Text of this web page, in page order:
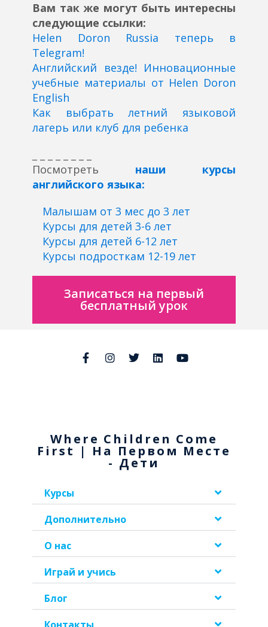
Вам так же могут быть интересны
следующие ссылки:
Helen Doron Russia теперь в
Telegram!
Английский везде! Инновационные
учебные материалы от Helen Doron
English
Как выбрать летний языковой
лагерь или клуб для ребенка
Посмотреть наши курсы
английского языка:
Малышам от 3 мес до 3 лет
Курсы для детей 3-6 лет
Курсы для детей 6-12 лет
Курсы подросткам 12-19 лет
Записаться на первый
бесплатный урок
Where Children Come
First | На Первом Месте
- Дети
Курсы
Дополнительно
О нас
Играй и учись
Блог